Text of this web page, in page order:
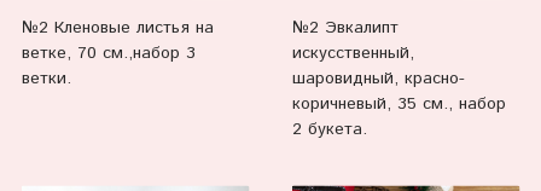
№2 Кленовые листья на
ветке, 70 см.,набор 3
ветки.
№2 Эвкалипт
искусственный,
шаровидный, красно-
коричневый, 35 см., набор
2 букета.